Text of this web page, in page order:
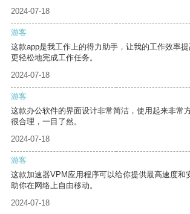
2024-07-18
游客
这款app是我工作上的得力助手，让我的工作效率
更轻松地完成工作任务。
2024-07-18
游客
这款办公软件的界面设计非常简洁，使用起来非常
很合理，一目了然。
2024-07-18
游客
这款加速器VPM应用程序可以给你提供最高速度和
助你在网络上自由移动。
2024-07-18